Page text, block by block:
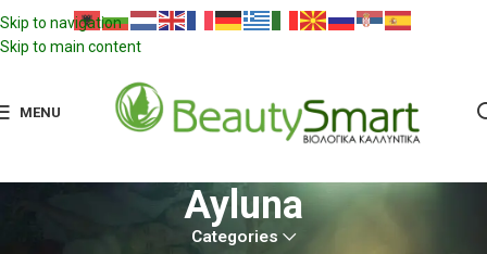
Skip to navigation
Skip to main content
MENU
Ayluna
Categories